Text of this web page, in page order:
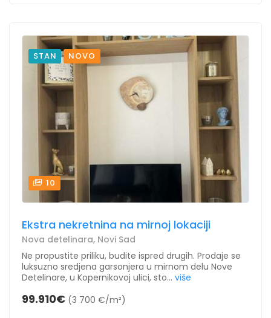
STAN NOVO
10
Ekstra nekretnina na mirnoj lokaciji
Nova detelinara, Novi Sad
Ne propustite priliku, budite ispred drugih. Prodaje se
luksuzno sredjena garsonjera u mirnom delu Nove
Detelinare, u Kopernikovoj ulici, sto... više
99.910€ (3 700 €/m²)